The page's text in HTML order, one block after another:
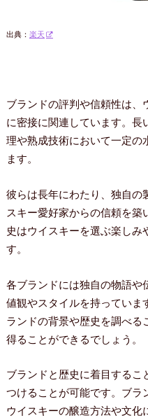
出典： 楽天
ブランドの評判や信頼性は、
に密接に関連しています。長
理や熟成技術において一定の
ます。
彼らは長年にわたり、独自の
スキー愛好家からの信頼を
史はウイスキーを選ぶ楽しみ
す。
各ブランドには独自の物語や
値観やスタイルを持っていま
ランドの背景や歴史を調べる
得ることができるでしょう。
ブランドと歴史に着目するこ
つけることが可能です。ブラ
ウイスキーの醸造方法や文化